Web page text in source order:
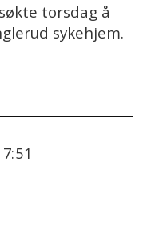
torsdag å
sykehjem.